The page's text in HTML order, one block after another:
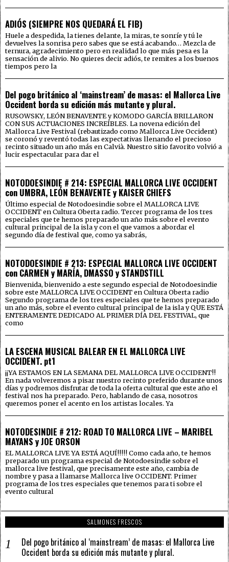
ADIÓS (SIEMPRE NOS QUEDARÁ EL FIB)
Huele a despedida, la tienes delante, la miras, te sonríe y tú le
devuelves la sonrisa pero sabes que se está acabando… Mezcla de
ternura, agradecimiento pero en realidad lo que más pesa es la
sensación de alivio. No quieres decir adiós, te remites a los buenos
tiempos pero la
Del pogo británico al ‘mainstream’ de masas: el Mallorca Live
Occident borda su edición más mutante y plural.
RUSOWSKY, LEÓN BENAVENTE y KOMODO GARCÍA BRILLARON
CON SUS ACTUACIONES INCREÍBLES. La novena edición del
Mallorca Live Festival (rebautizado como Mallorca Live Occident)
se coronó y reventó todas las expectativas llenando el precioso
recinto situado un año más en Calvià. Nuestro sitio favorito volvió a
lucir espectacular para dar el
NOTODOESINDIE # 214: ESPECIAL MALLORCA LIVE OCCIDENT
con UMBRA, LEÓN BENAVENTE y KAISER CHIEFS
Último especial de Notodoesindie sobre el MALLORCA LIVE
OCCIDENT en Cultura Oberta radio. Tercer programa de los tres
especiales que te hemos preparado un año más sobre el evento
cultural principal de la isla y con el que vamos a abordar el
segundo día de festival que, como ya sabrás,
NOTODOESINDIE # 213: ESPECIAL MALLORCA LIVE OCCIDENT
con CARMEN y MARÍA, DMASSO y STANDSTILL
Bienvenida, bienvenido a este segundo especial de Notodoesindie
sobre este MALLORCA LIVE OCCIDENT en Cultura Oberta radio
Segundo programa de los tres especiales que te hemos preparado
un año más, sobre el evento cultural principal de la isla y QUE ESTÁ
ENTERAMENTE DEDICADO AL PRIMER DÍA DEL FESTIVAL, que
como
LA ESCENA MUSICAL BALEAR EN EL MALLORCA LIVE
OCCIDENT. pt1
¡¡YA ESTAMOS EN LA SEMANA DEL MALLORCA LIVE OCCIDENT!!
En nada volveremos a pisar nuestro recinto preferido durante unos
días y podremos disfrutar de toda la oferta cultural que este año el
festival nos ha preparado. Pero, hablando de casa, nosotros
queremos poner el acento en los artistas locales. Ya
NOTODESINDIE # 212: ROAD TO MALLORCA LIVE – MARIBEL
MAYANS y JOE ORSON
EL MALLORCA LIVE YA ESTÁ AQUÍ!!!!! Como cada año, te hemos
preparado un programa especial de Notodoesindie sobre el
mallorca live festival, que precisamente este año, cambia de
nombre y pasa a llamarse Mallorca live OCCIDENT. Primer
programa de los tres especiales que tenemos para ti sobre el
evento cultural
SALMONES FRESCOS
Del pogo británico al ‘mainstream’ de masas: el Mallorca Live
Occident borda su edición más mutante y plural.